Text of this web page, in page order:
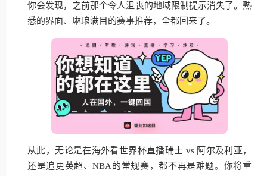
你会发现，之前那个令人沮丧的地域限制提示消失了。熟
悉的界面、琳琅满目的赛事推荐，全都回来了。
从此，无论是在海外看世界杯直播瑞士 vs 阿尔及利亚，
还是追更英超、NBA的常规赛，都不再是难题。你将重